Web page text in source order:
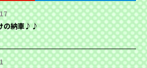
の納車♪♪